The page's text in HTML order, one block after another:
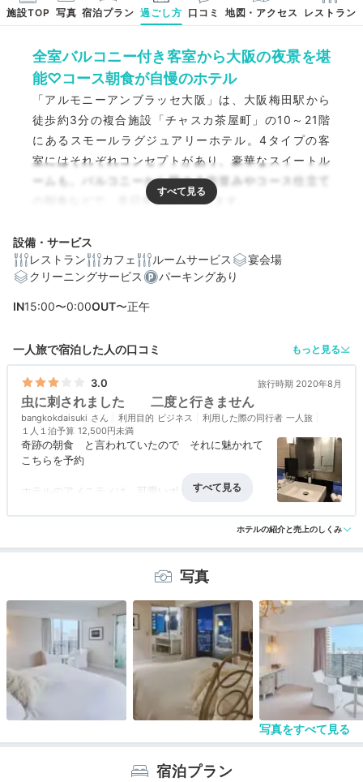
施設TOP 写真 宿泊プラン 過ごし方 口コミ 地図・アクセス レストラン
全室バルコニー付き客室から大阪の夜景を堪
能♡コース朝食が自慢のホテル
「アルモニーアンブラッセ大阪」は、大阪梅田駅から
徒歩約3分の複合施設「チャスカ茶屋町」の10～21階
にあるスモールラグジュアリーホテル。4タイプの客
室にはそれぞれコンセプトがあり、豪華なスイートル
ームも。バルコニーから眺める街並みやコース仕立て
の朝食などで、非日常体験ができます。
編集部おすすめの３つのポイント
スイートルームにはジャグジーバスや「ブルガリ」のア
メニティ
旬の野菜が並ぶワゴンサービスも！1時間かけて味わう朝
食コース
設備・サービス
レストラン
カフェ ルームサービス
宴会場
クリーニングサービス
パーキングあり
IN15:00〜0:00OUT〜正午
一人旅で宿泊した人の口コミ もっと見る
3.0 旅行時期 2020年8月
虫に刺されました 二度と行きません
bangkokdaisuki 利用目的 ビジネス 利用した際の同行者 一人旅
１人１泊予算 12,500円未満
奇跡の朝食 と言われていたので それに魅かれて
こちらを予約
ホテルのアメニティは 可愛いボトルの写真 が出
だったら それは載せるべきではないでしょう
部屋まで女性が案内、丁寧にシャワーの使い方など
コンセントの場所もとてもわかりづらいので、説明
なしには難しい事が後からわかりました
窓が大きく外のベランダに出れるのは最高に気持ち
よく コロナの中 換気ができるのが安心です
ただ、部屋は ラブホのラグジュアリー版というの
が否めないのは、書き物ができるテーブルがなかっ
たこと、など 全体的に部屋はくらかったこともあ
他にもタオルを掛ける場所がなく困りました
アクセス 1.5 コスパ 2.0 客室 1.0 接客対応 2.0 風呂 1.0
ホテルの紹介と売上のしくみ
写真
写真をすべて見る
宿泊プラン